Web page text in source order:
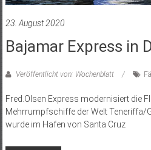
23. August 2020
Bajamar Express in
Veröffentlicht von: Wochenblatt
Fred.Olsen Express modernisiert die
Mehrrumpfschiffe der Welt Teneriffa/
wurde im Hafen von Santa Cruz